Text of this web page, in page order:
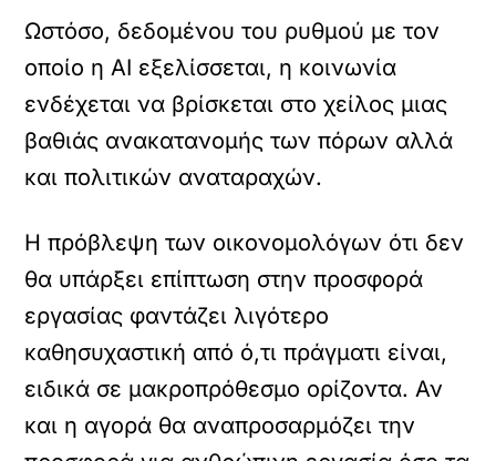
Ωστόσο, δεδομένου του ρυθμού με τον
οποίο η AI εξελίσσεται, η κοινωνία
ενδέχεται να βρίσκεται στο χείλος μιας
βαθιάς ανακατανομής των πόρων αλλά
και πολιτικών αναταραχών.
Η πρόβλεψη των οικονομολόγων ότι δεν
θα υπάρξει επίπτωση στην προσφορά
εργασίας φαντάζει λιγότερο
καθησυχαστική από ό,τι πράγματι είναι,
ειδικά σε μακροπρόθεσμο ορίζοντα. Αν
και η αγορά θα αναπροσαρμόζει την